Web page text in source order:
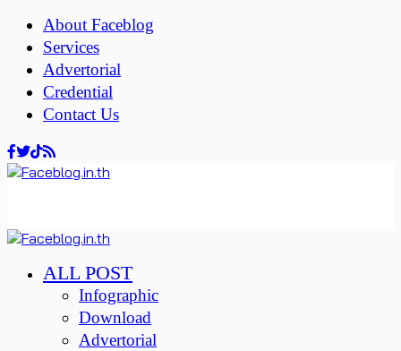
About Faceblog
Services
Advertorial
Credential
Contact Us
ALL POST
Infographic
Download
Advertorial